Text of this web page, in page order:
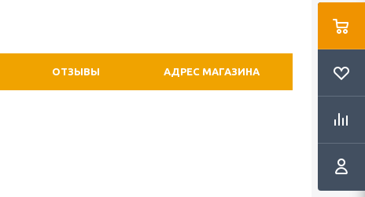
ОТЗЫВЫ АДРЕС МАГАЗИНА